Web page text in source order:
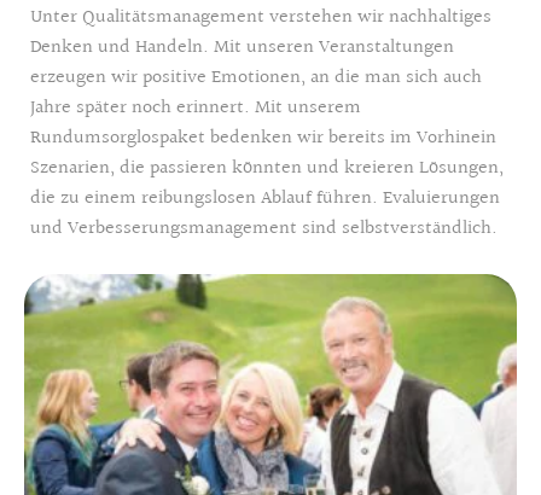
Unter Qualitätsmanagement verstehen wir nachhaltiges
Denken und Handeln. Mit unseren Veranstaltungen
erzeugen wir positive Emotionen, an die man sich auch
Jahre später noch erinnert. Mit unserem
Rundumsorglospaket bedenken wir bereits im Vorhinein
Szenarien, die passieren könnten und kreieren Lösungen,
die zu einem reibungslosen Ablauf führen. Evaluierungen
und Verbesserungsmanagement sind selbstverständlich.